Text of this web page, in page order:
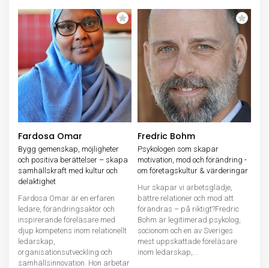
Fardosa Omar
Bygg gemenskap, möjligheter
och positiva berättelser – skapa
samhällskraft med kultur och
delaktighet
Fardosa Omar är en erfaren
ledare, förändringsaktör och
inspirerande föreläsare med
djup kompetens inom relationellt
ledarskap,
organisationsutveckling och
samhällsinnovation. Hon arbetar
Fredric Bohm
Psykologen som skapar
motivation, mod och förändring -
om företagskultur & värderingar
Hur skapar vi arbetsglädje,
bättre relationer och mod att
förändras – på riktigt?Fredric
Bohm är legitimerad psykolog,
socionom och en av Sveriges
mest uppskattade föreläsare
inom ledarskap,...